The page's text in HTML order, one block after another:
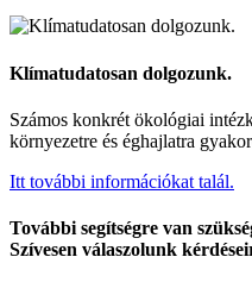
Klímatudatosan dolgozunk.
Számos konkrét ökológiai
környezetre és éghajlatra
Itt további információkat talál.
További segítségre van
Szívesen válaszolunk